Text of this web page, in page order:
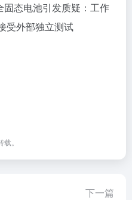
固态电池引发质疑：工作
受外部独立测试
。
下一篇